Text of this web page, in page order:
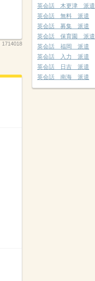
1714018
英会話 木更津 派遣
英会話 無料 派遣
英会話 募集 派遣
英会話 保育園 派遣
英会話 福岡 派遣
英会話 入力 派遣
英会話 日吉 派遣
英会話 南海 派遣